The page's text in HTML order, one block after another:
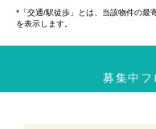
*「交通/駅徒歩」とは、当該物件の最
を表示します。
募集中